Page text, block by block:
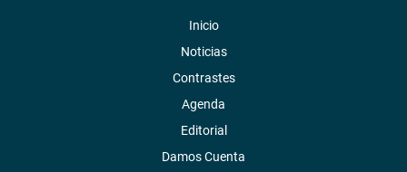
Inicio
Noticias
Contrastes
Agenda
Editorial
Damos Cuenta